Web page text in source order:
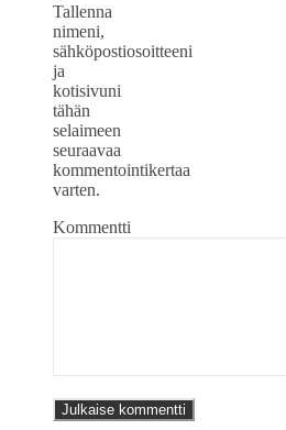
Tallenna
nimeni,
sähköpostiosoitteeni
ja
kotisivuni
tähän
selaimeen
seuraavaa
kommentointikertaa
varten.
Kommentti